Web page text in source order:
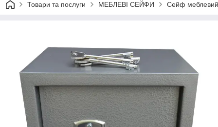
Товари та послуги МЕБЛЕВІ СЕЙФИ Сейф